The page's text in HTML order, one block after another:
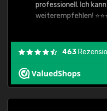
professionell. Ich
weiterempfehlen!
463